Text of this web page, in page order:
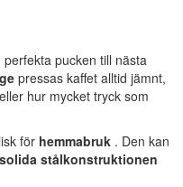
perfekta pucken till nästa
pressas kaffet alltid jämnt,
hur mycket tryck som
för hemmabruk . Den kan
solida stålkonstruktionen